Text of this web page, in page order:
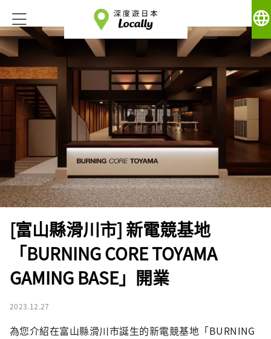
language
[富山縣滑川市] 新電競基地
「BURNING CORE TOYAMA
GAMING BASE」開業
2023.12.27
為您介紹在富山縣滑川市誕生的新電競基地「BURNING